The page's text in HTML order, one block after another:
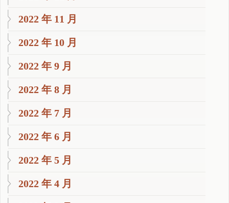
2022 年 11 月
2022 年 10 月
2022 年 9 月
2022 年 8 月
2022 年 7 月
2022 年 6 月
2022 年 5 月
2022 年 4 月